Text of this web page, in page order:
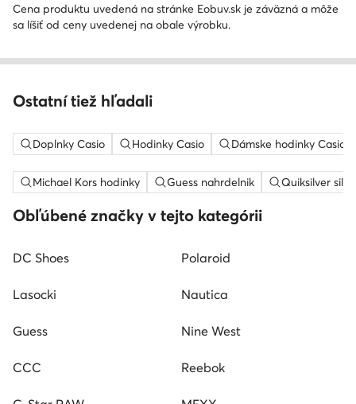
Cena produktu uvedená na stránke Eobuv.sk je záväzná a môže
sa líšiť od ceny uvedenej na obale výrobku.
Ostatní tiež hľadali
Doplnky Casio Hodinky Casio Dámske hodinky Casio
Michael Kors hodinky Guess nahrdelnik Quiksilver
Obľúbené značky v tejto kategórii
DC Shoes Polaroid
Lasocki Nautica
Guess Nine West
CCC Reebok